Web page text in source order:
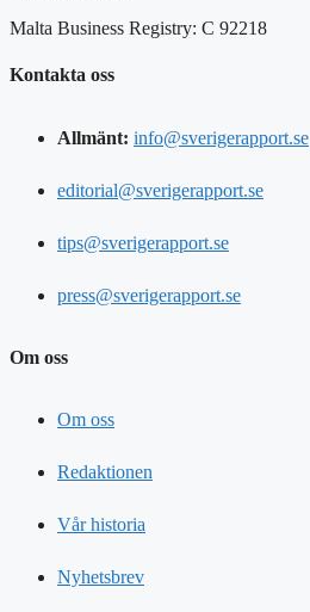
Malta Business Registry: C 92218
Kontakta oss
Allmänt: info@sverigerapport.se
editorial@sverigerapport.se
tips@sverigerapport.se
press@sverigerapport.se
Om oss
Om oss
Redaktionen
Vår historia
Nyhetsbrev